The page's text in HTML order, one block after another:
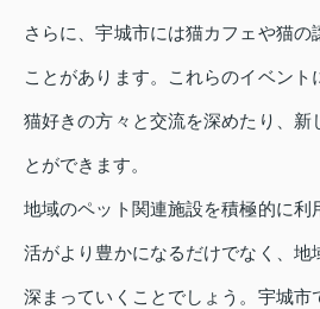
さらに、宇城市には猫カフェや猫の
ことがあります。これらのイベント
猫好きの方々と交流を深めたり、新
とができます。
地域のペット関連施設を積極的に利
活がより豊かになるだけでなく、地
深まっていくことでしょう。宇城市